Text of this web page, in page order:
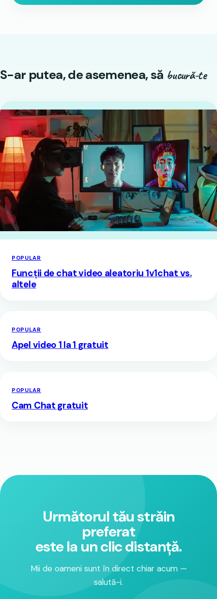
S-ar putea, de asemenea, să bucură-te
POPULAR
Funcții de chat video aleatoriu 1v1chat vs.
altele
POPULAR
Apel video 1 la 1 gratuit
POPULAR
Cam Chat gratuit
Următorul tău străin
preferat
este la un clic distanță.
Mii de oameni sunt în direct chiar acum —
salută-i.